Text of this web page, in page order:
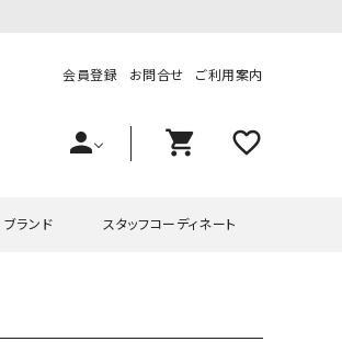
会員登録 お問合せ ご利用案内
person shopping_cart favorite_outline
ブランド スタッフコーディネート